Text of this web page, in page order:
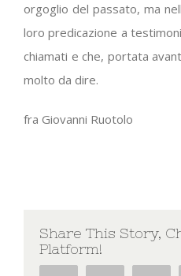
orgoglio del passato, ma
loro predicazione a
chiamati e che, portata
molto da dire.
fra Giovanni Ruotolo
Share This Story,
Platform!